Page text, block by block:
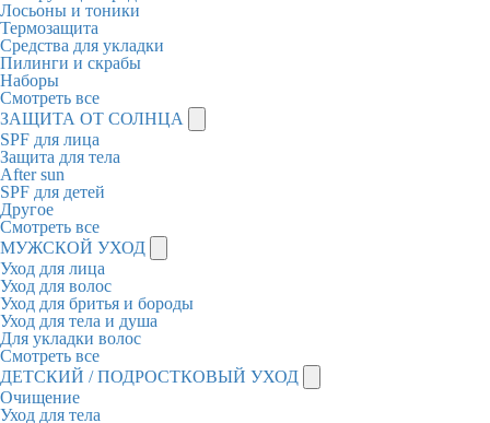
Лосьоны и тоники
Термозащита
Средства для укладки
Пилинги и скрабы
Наборы
Смотреть все
ЗАЩИТА ОТ СОЛНЦА
SPF для лица
Защита для тела
After sun
SPF для детей
Другое
Смотреть все
МУЖСКОЙ УХОД
Уход для лица
Уход для волос
Уход для бритья и бороды
Уход для тела и душа
Для укладки волос
Смотреть все
ДЕТСКИЙ / ПОДРОСТКОВЫЙ УХОД
Очищение
Уход для тела